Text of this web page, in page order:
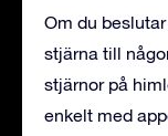
Om du
stjärna till
stjärnor på
enkelt med